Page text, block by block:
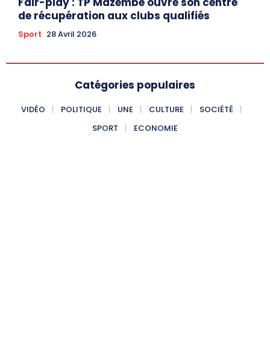
de récupération aux clubs qualifiés
Sport 28 Avril 2026
Catégories populaires
VIDÉO POLITIQUE UNE CULTURE
SOCIÉTÉ
SPORT
ECONOMIE